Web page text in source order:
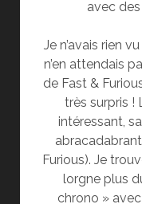
avec
Je n’avais rien
n’en attendais
de Fast &
très surpris !
intéressant,
Furious). Je
lorgne plus
chrono »